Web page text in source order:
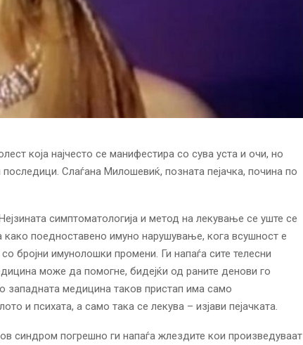
која најчесто се манифестира со сува уста и очи, но
Слаѓана Милошевиќ, позната пејачка, почина по
симптоматологија и метод на лекување се уште се
како поедноставено имуно нарушување, кога всушност е
бројни имунолошки промени. Ги напаѓа сите телесни
може да помогне, бидејќи од раните денови го
западната медицина таков пристап има само
и психата, а само така се лекува – изјави пејачката.
синдром погрешно ги напаѓа жлездите кои произведуваат